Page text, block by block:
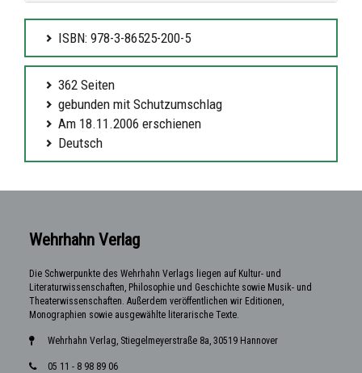
ISBN: 978-3-86525-200-5
362 Seiten
gebunden mit Schutzumschlag
Am 18.11.2006 erschienen
Deutsch
Wehrhahn Verlag
Die Schwerpunkte des Wehrhahn Verlags liegen auf Kultur- und
Literaturwissenschaften, Philosophie und Geschichte sowie Musik- und
Theaterwissenschaften. Außerdem veröffentlichen wir Editionen,
Monographien sowie ausgewählte literarische Texte.
Wehrhahn Verlag, Stiegelmeyerstraße 8a, 30519 Hannover
05 11 - 8 98 89 06